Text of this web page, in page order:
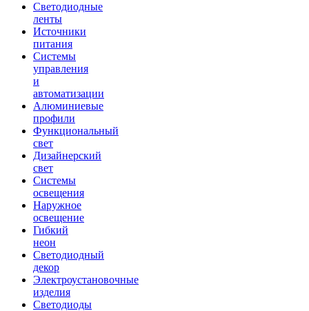
Светодиодные
ленты
Источники
питания
Системы
управления
и
автоматизации
Алюминиевые
профили
Функциональный
свет
Дизайнерский
свет
Системы
освещения
Наружное
освещение
Гибкий
неон
Светодиодный
декор
Электроустановочные
изделия
Светодиоды